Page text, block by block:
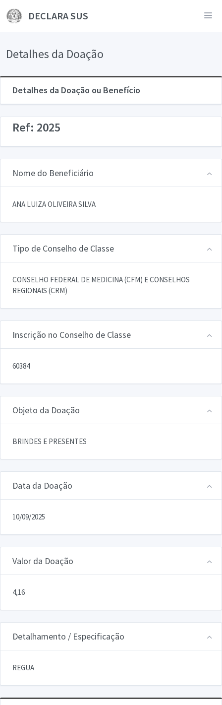
DECLARA SUS
Detalhes da Doação
Detalhes da Doação ou Benefício
Ref: 2025
Nome do Beneficiário
ANA LUIZA OLIVEIRA SILVA
Tipo de Conselho de Classe
CONSELHO FEDERAL DE MEDICINA (CFM) E CONSELHOS
REGIONAIS (CRM)
Inscrição no Conselho de Classe
60384
Objeto da Doação
BRINDES E PRESENTES
Data da Doação
10/09/2025
Valor da Doação
4,16
Detalhamento / Especificação
REGUA